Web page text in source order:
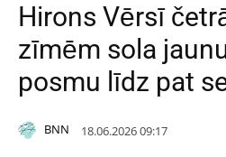
Hirons Vērsī
zīmēm sola
posmu līdz pat
BNN 18.06.2026 09:17